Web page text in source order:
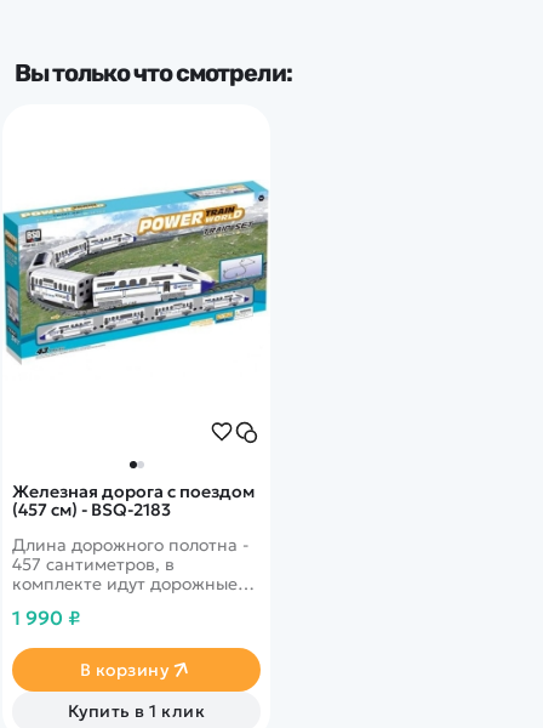
Вы только что смотрели:
Железная дорога с поездом
(457 см) - BSQ-2183
Длина дорожного полотна -
457 сантиметров, в
комплекте идут дорожные
локомотив, вагоны.
квартиры, локомотив
светится и издаёт звуки как
настоящий поезд.
1 990 ₽
В корзину
Купить в 1 клик